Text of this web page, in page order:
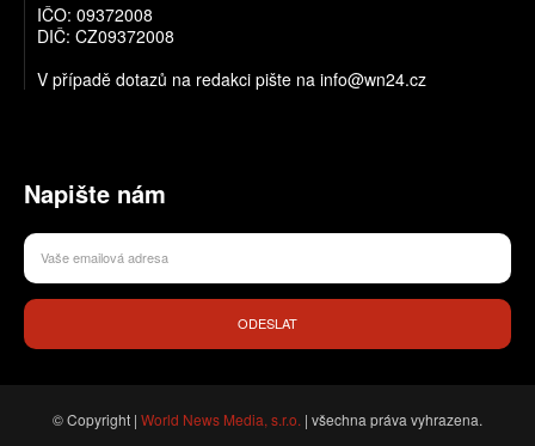
IČO: 09372008
DIČ: CZ09372008
V případě dotazů na redakci pište na info@wn24.cz
Napište nám
ODESLAT
© Copyright | World News Media, s.r.o. | všechna práva vyhrazena.